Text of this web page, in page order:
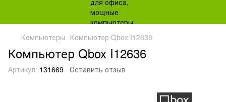
Компьютеры Компьютер Qbox I12636
Компьютер Qbox I12636
Артикул: 131669 Оставить отзыв